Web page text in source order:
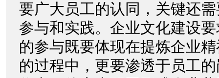
要广大员工的认同，关键还
参与和实践。企业文化建设
的参与既要体现在提炼企业
的过程中，更要渗透于员工